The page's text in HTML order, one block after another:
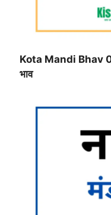
Kota Mandi Bhav
भाव